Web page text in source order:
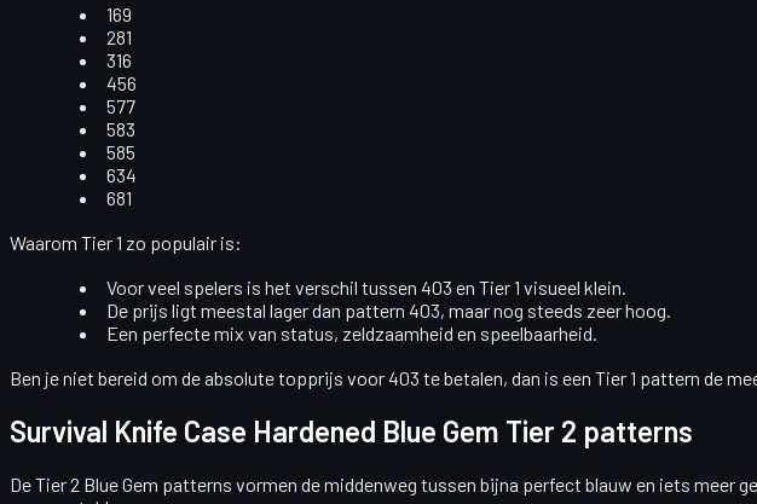
169
281
316
456
577
583
585
634
681
Waarom Tier 1 zo populair is:
Voor veel spelers is het verschil tussen 403 en Tier 1 visueel klein.
De prijs ligt meestal lager dan pattern 403, maar nog steeds zeer hoog.
Een perfecte mix van status, zeldzaamheid en speelbaarheid.
Ben je niet bereid om de absolute topprijs voor 403 te betalen, dan is een Tier 1 pattern de
Survival Knife Case Hardened Blue Gem Tier 2 patterns
DeTier 2 Blue Gem patterns vormen de middenweg tussen bijna perfect blauw en iets meer